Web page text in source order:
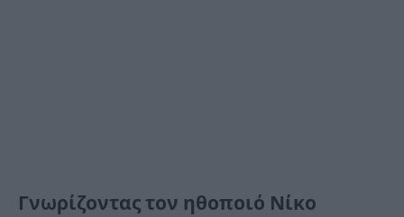
Γνωρίζοντας τον ηθοποιό Νίκο